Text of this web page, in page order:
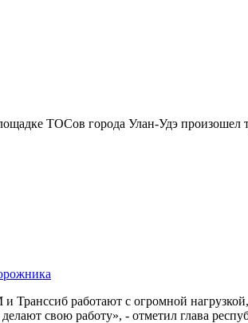
ТОСов города Улан-Удэ произошел
работают с огромной
свою работу», - отметил глава